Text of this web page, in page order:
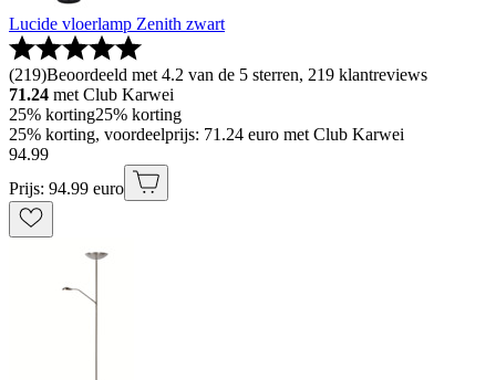
Lucide vloerlamp Zenith zwart
(219)Beoordeeld met 4.2 van de 5 sterren, 219 klantreviews
71.24 met Club Karwei
25% korting25% korting
25% korting, voordeelprijs: 71.24 euro met Club Karwei
94.99
Prijs: 94.99 euro